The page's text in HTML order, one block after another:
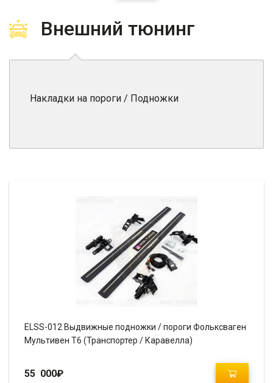
Внешний тюнинг
Накладки на пороги / Подножки
ELSS-012 Выдвижные подножки / пороги Фольксваген
Мультивен Т6 (Транспортер / Каравелла)
55 000₽